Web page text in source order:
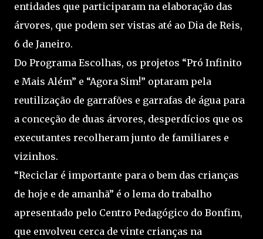
entidades que participaram na elaboração das
árvores, que podem ser vistas até ao Dia de Reis,
6 de Janeiro.
Do Programa Escolhas, os projetos “Pró Infinito
e Mais Além” e “Agora Sim!” optaram pela
reutilização de garrafões e garrafas de água para
a conceção de duas árvores, desperdícios que os
executantes recolheram junto de familiares e
vizinhos.
“Reciclar é importante para o bem das crianças
de hoje e de amanhã” é o lema do trabalho
apresentado pelo Centro Pedagógico do Bonfim,
que envolveu cerca de vinte crianças na